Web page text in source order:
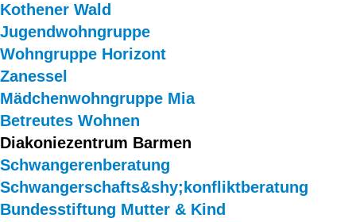
Kothener Wald
Jugendwohngruppe
Wohngruppe Horizont
Zanessel
Mädchenwohngruppe Mia
Betreutes Wohnen
Diakoniezentrum Barmen
Schwangerenberatung
Schwangerschafts&shy;konfliktberatung
Bundesstiftung Mutter & Kind